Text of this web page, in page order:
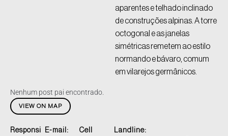
aparentes e telhado inclinado
de construções alpinas. A torre
octogonal e as janelas
simétricas remetem ao estilo
normando e bávaro, comum
em vilarejos germânicos.
VIEW ON MAP
Nenhum post pai encontrado.
Responsi
E-mail:
Cell
Landline: